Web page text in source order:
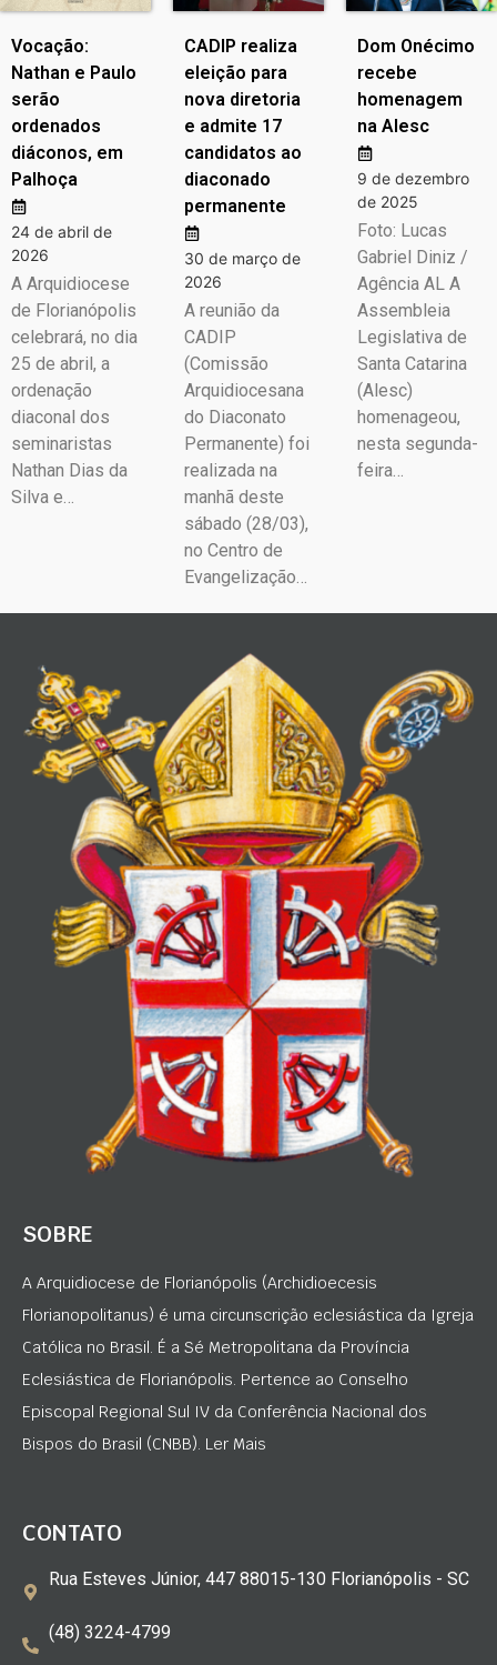
Vocação:
Nathan e Paulo
serão
ordenados
diáconos, em
Palhoça
24 de abril de
2026
A Arquidiocese
de Florianópolis
celebrará, no dia
25 de abril, a
ordenação
diaconal dos
seminaristas
Nathan Dias da
Silva e…
CADIP realiza
eleição para
nova diretoria
e admite 17
candidatos ao
diaconado
permanente
30 de março de
2026
A reunião da
CADIP
(Comissão
Arquidiocesana
do Diaconato
Permanente) foi
realizada na
manhã deste
sábado (28/03),
no Centro de
Evangelização…
Dom Onécimo
recebe
homenagem
na Alesc
9 de dezembro
de 2025
Foto: Lucas
Gabriel Diniz /
Agência AL A
Assembleia
Legislativa de
Santa Catarina
(Alesc)
homenageou,
nesta segunda-
feira…
SOBRE
A Arquidiocese de Florianópolis (Archidioecesis
Florianopolitanus) é uma circunscrição eclesiástica da Igreja
Católica no Brasil. É a Sé Metropolitana da Província
Eclesiástica de Florianópolis. Pertence ao Conselho
Episcopal Regional Sul IV da Conferência Nacional dos
Bispos do Brasil (CNBB). Ler Mais
CONTATO
Rua Esteves Júnior, 447 88015-130 Florianópolis - SC
(48) 3224-4799